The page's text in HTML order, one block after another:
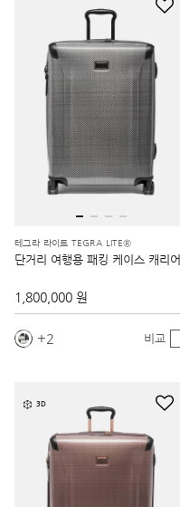
테그라 라이트 TEGRA LITE®
단거리 여행용 패킹 케이스 캐리어
1,800,000 원
2 비교
3D